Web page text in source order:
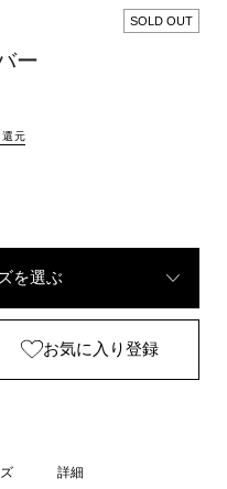
SOLD OUT
ー
元
を選ぶ
お気に入り登録
詳細